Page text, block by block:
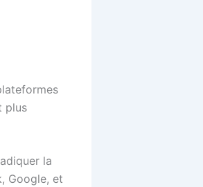
plus
la
Google, et